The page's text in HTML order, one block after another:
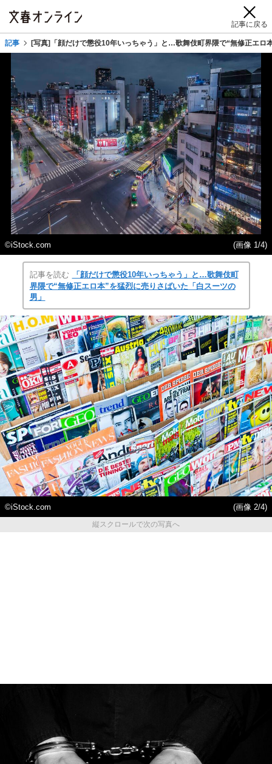
記事に戻る
記事 [写真]「顔だけで懲役10年いっちゃう」と…歌舞伎町界隈で“無修正エロ
©iStock.com (画像 1/4)
記事を読む
「顔だけで懲役10年いっちゃう」と…歌舞伎町
界隈で“無修正エロ本”を猛烈に売りさばいた「白スーツの
男」
©iStock.com
(画像 2/4)
縦スクロールで次の写真へ